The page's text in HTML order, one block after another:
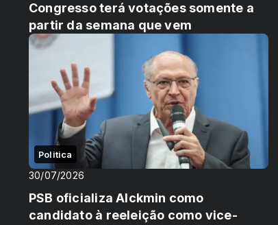
Congresso terá votações somente a
partir da semana que vem
Politica
30/07/2026
PSB oficializa Alckmin como
candidato à reeleição como vice-